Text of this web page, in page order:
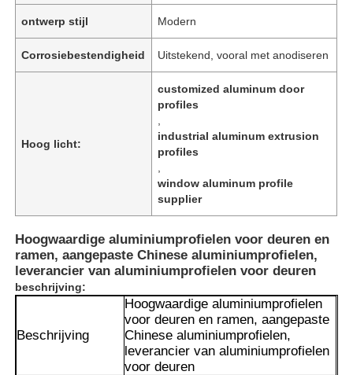
ontwerp stijl Modern
Corrosiebestendigheid Uitstekend, vooral met anodiseren
Hoog licht:
customized aluminum door
profiles
industrial aluminum extrusion
profiles
window aluminum profile
supplier
Hoogwaardige aluminiumprofielen voor deuren en
ramen, aangepaste Chinese aluminiumprofielen,
leverancier van aluminiumprofielen voor deuren
beschrijving:
Beschrijving
Hoogwaardige aluminiumprofielen
voor deuren en ramen, aangepaste
Chinese aluminiumprofielen,
leverancier van aluminiumprofielen
voor deuren